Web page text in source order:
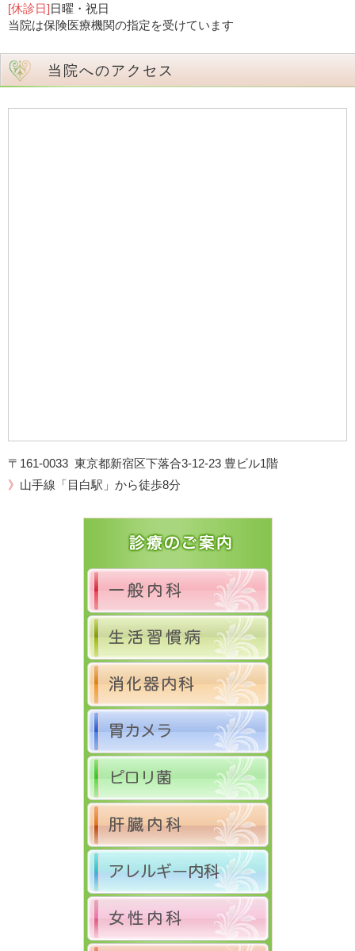
[休診日]日曜・祝日
当院は保険医療機関の指定を受けています
当院へのアクセス
〒161-0033 東京都新宿区下落合3-12-23 豊ビル1階
》 山手線「目白駅」から徒歩8分